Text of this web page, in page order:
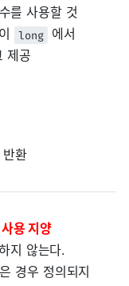
를 사용할 것
long
에서
제공
반환
사용 지양
지 않는다.
경우 정의되지